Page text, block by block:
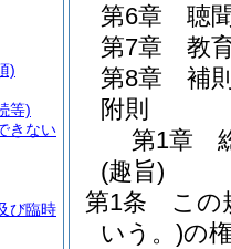
第6章
聴
第7章
教
第8章
補
附則
第1章
(趣旨)
第1条
この
いう。)の
)
等)
きない
び臨時